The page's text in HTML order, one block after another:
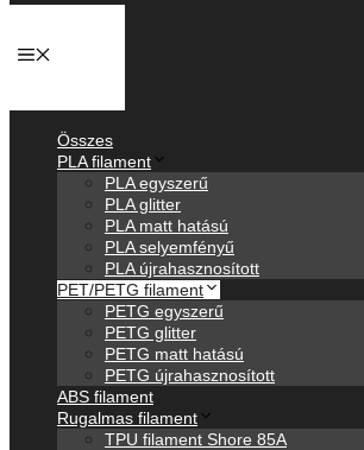
Összes
PLA filament
PLA egyszerű
PLA glitter
PLA matt hatású
PLA selyemfényű
PLA újrahasznosított
PET/PETG filament
PETG egyszerű
PETG glitter
PETG matt hatású
PETG újrahasznosított
ABS filament
Rugalmas filament
TPU filament Shore 85A